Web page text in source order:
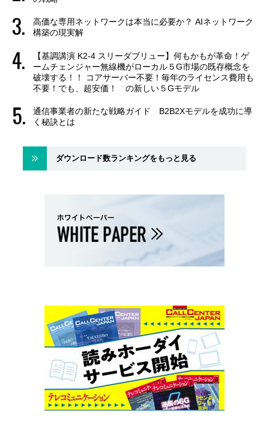
高価な専用ネットワークは本当に必要か？ AIネットワーク
構築の現実解
【基調講演 K2-4 スリーダブリュー】何もかもが革命！ゲ
ームチェンジャー無線機がローカル５G市場の既存概念を
破壊する！！ コアサーバー不要！毎年のライセンス費用も
不要！でも、超安価！ の新しい５Gモデル
通信事業者の新たな戦略ガイド B2B2Xモデルを成功に導
く秘訣とは
ダウンロード数ランキングをもっと見る